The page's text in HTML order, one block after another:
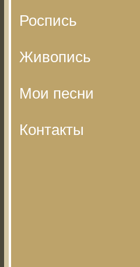
Роспись
Живопись
Мои песни
Контакты